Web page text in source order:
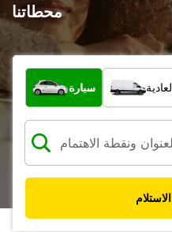
محطاتنا
ما نوع المركبة؟
سيارة